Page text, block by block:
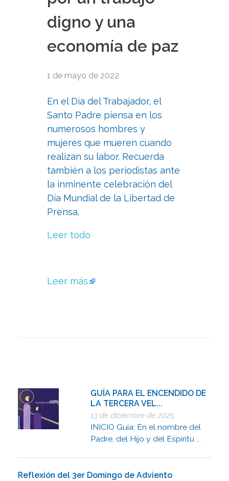
digno y una
economía de paz
1 de mayo de 2022
En el Día del Trabajador, el
Santo Padre piensa en los
numerosos hombres y
mujeres que mueren cuando
realizan su labor. Recuerda
también a los periodistas ante
la inminente celebración del
Día Mundial de la Libertad de
Prensa.
Leer todo
Leer más
GUÍA PARA EL ENCENDIDO DE
LA TERCERA VEL...
13 de diciembre de 2025
INICIO Guía: En el nombre del
Padre, del Hijo y del Espíritu ...
Reflexión del 3er Domingo de Adviento